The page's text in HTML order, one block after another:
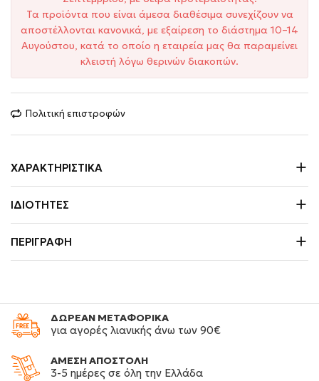
Τα προϊόντα που είναι άμεσα διαθέσιμα συνεχίζουν να
αποστέλλονται κανονικά, με εξαίρεση το διάστημα 10–14
Αυγούστου, κατά το οποίο η εταιρεία μας θα παραμείνει
κλειστή λόγω θερινών διακοπών.
Πολιτική επιστροφών
ΧΑΡΑΚΤΗΡΙΣΤΙΚΆ
ΙΔΙΌΤΗΤΕΣ
ΠΕΡΙΓΡΑΦΉ
ΔΩΡΕΑΝ ΜΕΤΑΦΟΡΙΚΑ
για αγορές λιανικής άνω των 90€
ΑΜΕΣΗ ΑΠΟΣΤΟΛΗ
3-5 ημέρες σε όλη την Ελλάδα